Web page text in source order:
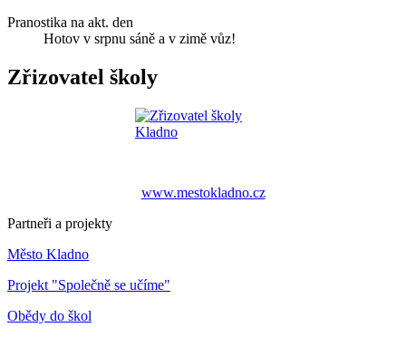
Pranostika na akt. den
Hotov v srpnu sáně a v zimě vůz!
Zřizovatel školy
www.mestokladno.cz
Partneři a projekty
Město Kladno
Projekt "Společně se učíme"
Obědy do škol